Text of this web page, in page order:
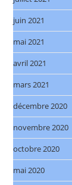
juin 2021
mai 2021
avril 2021
mars 2021
décembre 2020
novembre 2020
octobre 2020
mai 2020